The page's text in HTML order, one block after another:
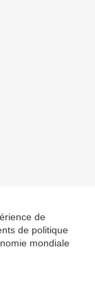
de
de politique
mondiale